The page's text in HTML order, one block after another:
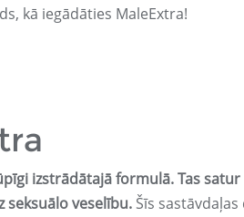
kā iegādāties MaleExtra!
izstrādātajā formulā. Tas
seksuālo veselību. Šīs